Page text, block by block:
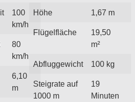
100
km/h
80
km/h
6,10
m
Höhe 1,67 m
Flügelfläche
19,50
m²
Abfluggewicht 100 kg
Steigrate auf
1000 m
19
Minuten